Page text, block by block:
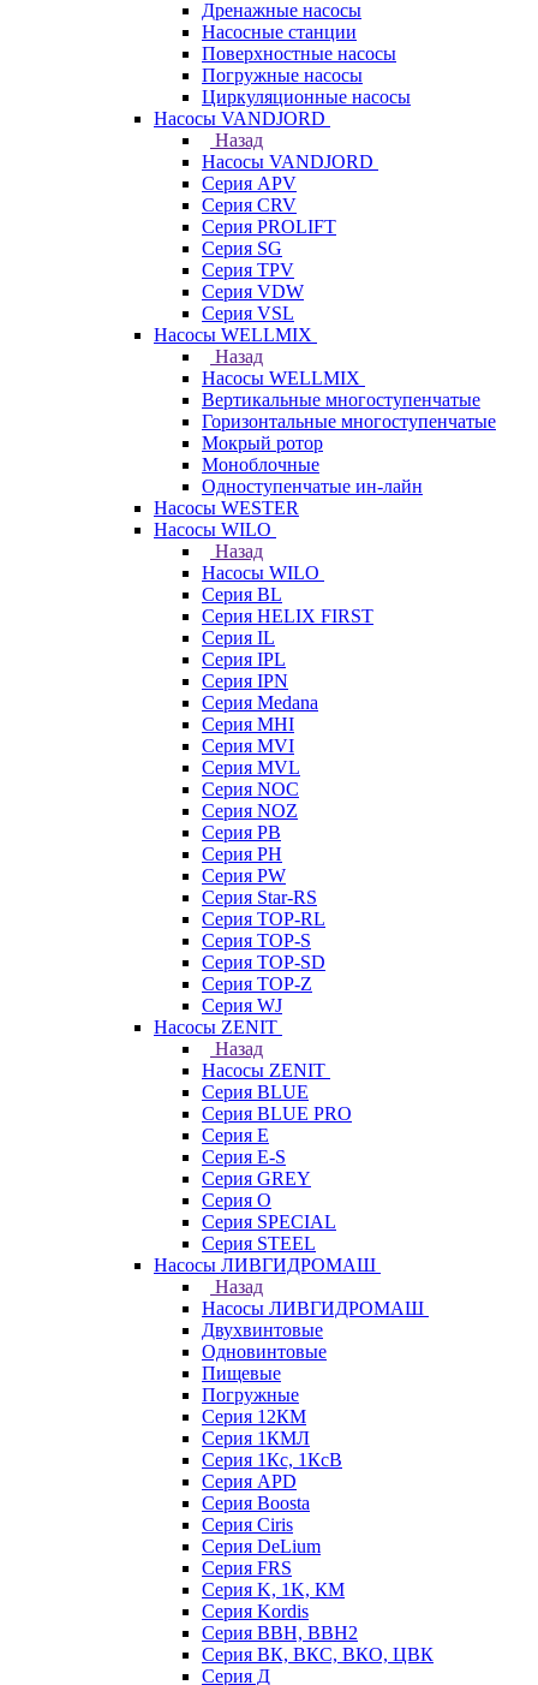
Дренажные насосы
Насосные станции
Поверхностные насосы
Погружные насосы
Циркуляционные насосы
Насосы VANDJORD
Назад
Насосы VANDJORD
Серия APV
Серия CRV
Серия PROLIFT
Серия SG
Серия TPV
Серия VDW
Серия VSL
Насосы WELLMIX
Назад
Насосы WELLMIX
Вертикальные многоступенчатые
Горизонтальные многоступенчатые
Мокрый ротор
Моноблочные
Одноступенчатые ин-лайн
Насосы WESTER
Насосы WILO
Назад
Насосы WILO
Серия BL
Серия HELIX FIRST
Серия IL
Серия IPL
Серия IPN
Серия Medana
Серия MHI
Серия MVI
Серия MVL
Серия NOC
Серия NOZ
Серия PB
Серия PH
Серия PW
Серия Star-RS
Серия TOP-RL
Серия TOP-S
Серия TOP-SD
Серия TOP-Z
Серия WJ
Насосы ZENIT
Назад
Насосы ZENIT
Серия BLUE
Серия BLUE PRO
Серия E
Серия E-S
Серия GREY
Серия O
Серия SPECIAL
Серия STEEL
Насосы ЛИВГИДРОМАШ
Назад
Насосы ЛИВГИДРОМАШ
Двухвинтовые
Одновинтовые
Пищевые
Погружные
Серия 12КМ
Серия 1КМЛ
Серия 1Кс, 1КсВ
Серия APD
Серия Boosta
Серия Ciris
Серия DeLium
Серия FRS
Серия K, 1K, КМ
Серия Kordis
Серия ВВН, ВВН2
Серия ВК, ВКС, ВКО, ЦВК
Серия Д